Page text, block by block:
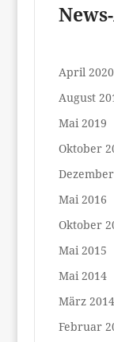
April 2020
August
Mai 2019
Oktober
Mai 2016
Oktober
Mai 2015
Mai 2014
März 2014
Februar